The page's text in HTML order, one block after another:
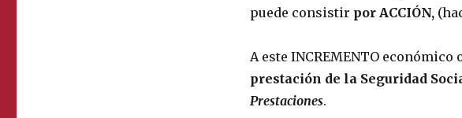
puede consistir por ACCIÓN,
A este INCREMENTO económico
prestación de la Seguridad
Prestaciones.